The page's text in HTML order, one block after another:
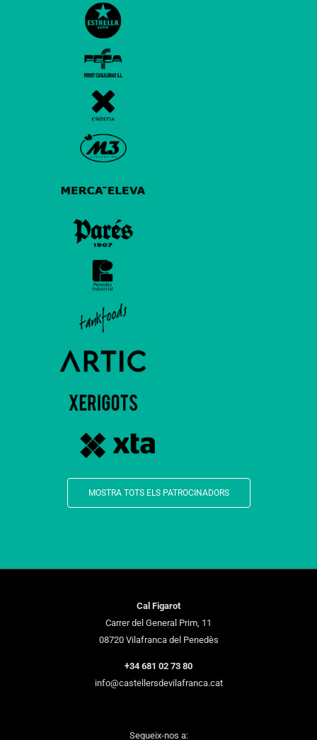
MOSTRA TOTS ELS PATROCINADORS
Cal Figarot
Carrer del General Prim, 11
08720 Vilafranca del Penedès
+34 681 02 73 80
info@castellersdevilafranca.cat
Segueix-nos a: